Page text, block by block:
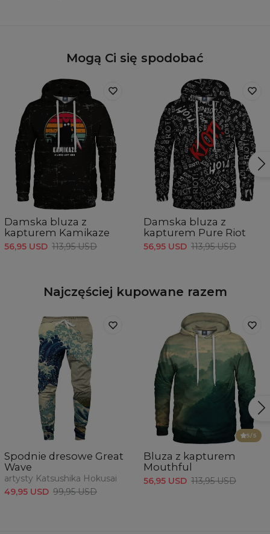
Mogą Ci się spodobać
Damska bluza z
kapturem Kamikaze
56,95 USD 113,95 USD
Damska bluza z
kapturem Pure Riot
56,95 USD 113,95 USD
Najczęściej kupowane razem
Spodnie dresowe Great
Wave
artysty Katsushika Hokusai
49,95 USD 99,95 USD
5/5
Bluza z kapturem
Mouthful
56,95 USD 113,95 USD